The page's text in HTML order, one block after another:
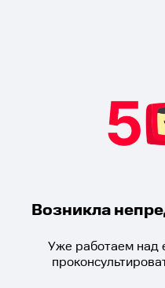
Возникла
Уже работаем над